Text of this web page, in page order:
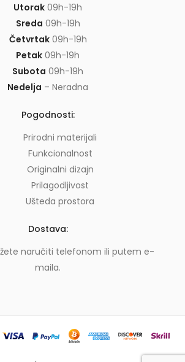
Utorak 09h-19h
Sreda 09h-19h
Četvrtak09h-19h
Petak 09h-19h
Subota 09h-19h
Nedelja – Neradna
Pogodnosti:
Prirodni materijali
Funkcionalnost
Originalni dizajn
Prilagodljivost
Ušteda prostora
Dostava:
naručiti telefonom ili putem e-
maila.